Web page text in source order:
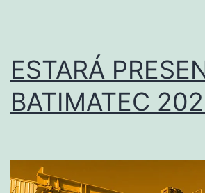
ESTARÁ
BATIMATEC